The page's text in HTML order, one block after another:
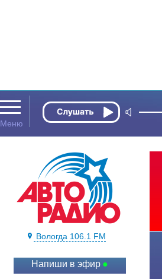
Вологда 106.1 FM
Напиши в эфир